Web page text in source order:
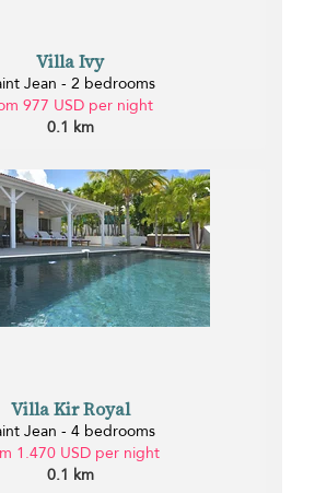
Villa Ivy
Jean - 2 bedrooms
977 USD per night
0.1 km
Villa Kir Royal
Jean - 4 bedrooms
1.470 USD per night
0.1 km